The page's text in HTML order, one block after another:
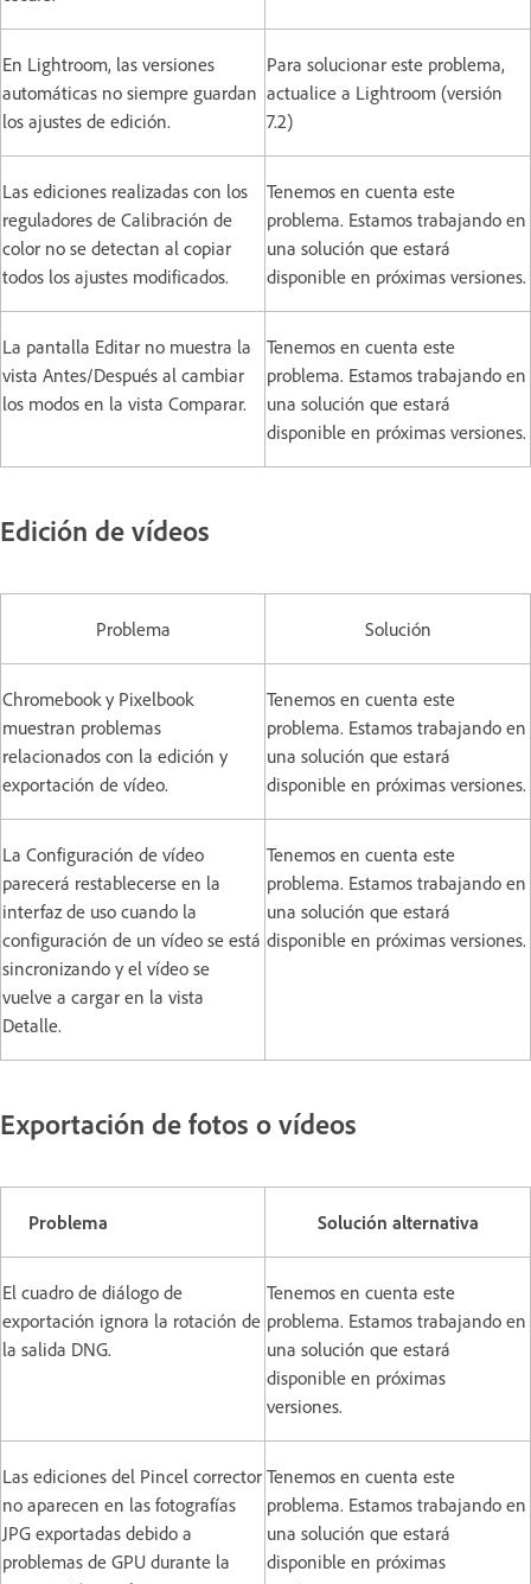
En Lightroom, las versiones
automáticas no siempre guardan
los ajustes de edición.
Para solucionar este problema,
actualice a Lightroom (versión
7.2)
Las ediciones realizadas con los
reguladores de Calibración de
color no se detectan al copiar
todos los ajustes modificados.
Tenemos en cuenta este
problema. Estamos trabajando en
una solución que estará
disponible en próximas versiones.
La pantalla Editar no muestra la
vista Antes/Después al cambiar
los modos en la vista Comparar.
Tenemos en cuenta este
problema. Estamos trabajando en
una solución que estará
disponible en próximas versiones.
Edición de vídeos
Problema Solución
Chromebook y Pixelbook
muestran problemas
relacionados con la edición y
exportación de vídeo.
Tenemos en cuenta este
problema. Estamos trabajando en
una solución que estará
disponible en próximas versiones.
La Configuración de vídeo
parecerá restablecerse en la
interfaz de uso cuando la
configuración de un vídeo se está
sincronizando y el vídeo se
vuelve a cargar en la vista
Detalle.
Tenemos en cuenta este
problema. Estamos trabajando en
una solución que estará
disponible en próximas versiones.
Exportación de fotos o vídeos
Problema Solución alternativa
El cuadro de diálogo de
exportación ignora la rotación de
la salida DNG.
Tenemos en cuenta este
problema. Estamos trabajando en
una solución que estará
disponible en próximas
versiones.
Las ediciones del Pincel corrector
no aparecen en las fotografías
JPG exportadas debido a
problemas de GPU durante la
Tenemos en cuenta este
problema. Estamos trabajando en
una solución que estará
disponible en próximas